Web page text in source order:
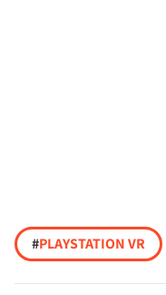
#PLAYSTATION VR